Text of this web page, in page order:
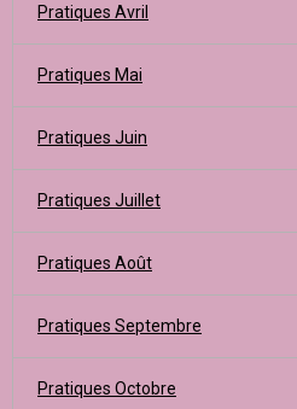
Pratiques Avril
Pratiques Mai
Pratiques Juin
Pratiques Juillet
Pratiques Août
Pratiques Septembre
Pratiques Octobre